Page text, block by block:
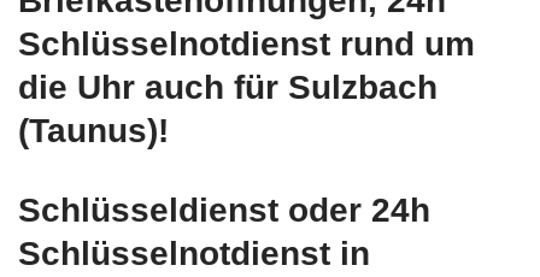
Schlüsselnotdienst rund um
die Uhr auch für Sulzbach
(Taunus)!
Schlüsseldienst oder 24h
Schlüsselnotdienst in